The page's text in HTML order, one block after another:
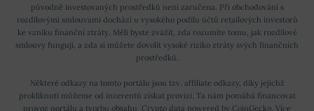
původně investovaných prostředků není zaručena. Při obchodování s
rozdílovými smlouvami dochází u vysokého podílu účtů retailových investorů
ke vzniku finanční ztráty. Měli byste zvážit, zda rozumíte tomu, jak rozdílové
smlouvy fungují, a zda si můžete dovolit vysoké riziko ztráty svých finančních
prostředků.
Některé odkazy na tomto portálu jsou tzv. affiliate odkazy, díky jejichž
prokliknutí můžeme od inzerentů získat provizi. Ta nám pomáhá financovat
provoz portálu a tvorbu obsahu. Crypto data powered by CoinGecko Více